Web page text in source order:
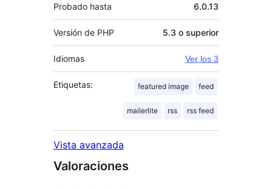
Probado hasta 6.0.13
Versión de PHP 5.3 o superior
Idiomas Ver los 3
Etiquetas: featured image feed
mailerlite rss rss feed
Vista avanzada
Valoraciones